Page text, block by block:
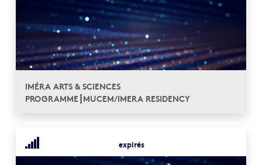
IMÉRA ARTS & SCIENCES
PROGRAMME┋MUCEM/IMERA RESIDENCY
expirés